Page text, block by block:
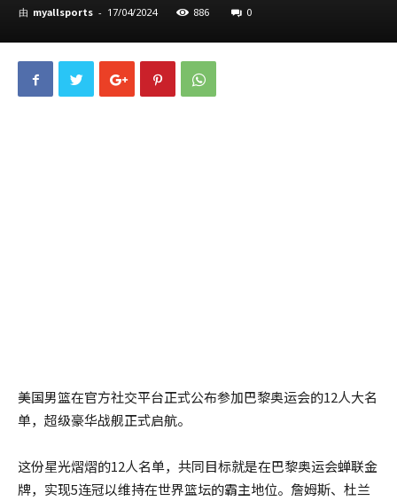
由 myallsports - 17/04/2024 886 0
美国男篮在官方社交平台正式公布参加巴黎奥运会的12人大名
单，超级豪华战舰正式启航。
这份星光熠熠的12人名单，共同目标就是在巴黎奥运会蝉联金
牌，实现5连冠以维持在世界篮坛的霸主地位。詹姆斯、杜兰